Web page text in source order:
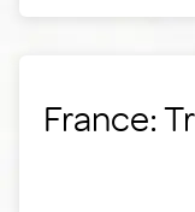
France: